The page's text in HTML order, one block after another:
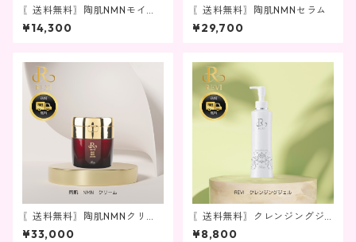
〖送料無料〗陶肌NMNモイス
トローション
¥14,300
〖送料無料〗陶肌NMNセラム
¥29,700
〖送料無料〗陶肌NMNクリー
ム
¥33,000
〖送料無料〗クレンジングジ
ェル
¥8,800